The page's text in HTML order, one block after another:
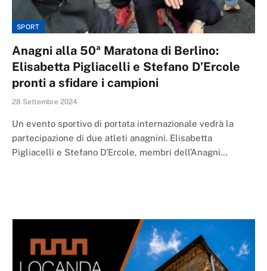
SPORT
Anagni alla 50ª Maratona di Berlino:
Elisabetta Pigliacelli e Stefano D’Ercole
pronti a sfidare i campioni
28 Settembre 2024
Un evento sportivo di portata internazionale vedrà la
partecipazione di due atleti anagnini. Elisabetta
Pigliacelli e Stefano D’Ercole, membri dell’Anagni…